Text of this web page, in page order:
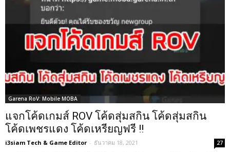
Garena RoV: Mobile MOBA
แจกโค้ดเกมส์ ROV โค้ดสุ่มสกิน โค้ดสุ่มสกิน
โค้ดเพชรแดง โค้ดเหรียญฟรี !!
i3siam Tech & Game Editor - ธันวาคม 18, 2021 27